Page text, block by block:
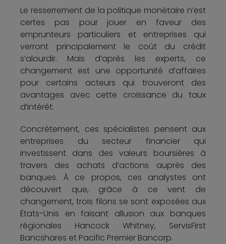
Le resserrement de la politique monétaire n’est
certes pas pour jouer en faveur des
emprunteurs particuliers et entreprises qui
verront principalement le coût du crédit
s’alourdir. Mais d’après les experts, ce
changement est une opportunité d’affaires
pour certains acteurs qui trouveront des
avantages avec cette croissance du taux
d’intérêt.
Concrètement, ces spécialistes pensent aux
entreprises du secteur financier qui
investissent dans des valeurs boursières à
travers des achats d’actions auprès des
banques. À ce propos, ces analystes ont
découvert que, grâce à ce vent de
changement, trois filons se sont exposées aux
États-Unis en faisant allusion aux banques
régionales Hancock Whitney, ServisFirst
Bancshares et Pacific Premier Bancorp.